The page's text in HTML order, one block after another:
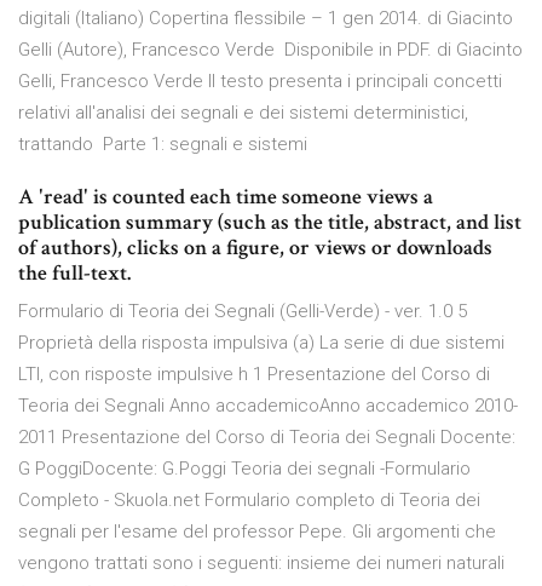
digitali (Italiano) Copertina flessibile – 1 gen 2014. di Giacinto
Gelli (Autore), Francesco Verde Disponibile in PDF. di Giacinto
Gelli, Francesco Verde Il testo presenta i principali concetti
relativi all'analisi dei segnali e dei sistemi deterministici,
trattando Parte 1: segnali e sistemi
A 'read' is counted each time someone views a
publication summary (such as the title, abstract, and list
of authors), clicks on a figure, or views or downloads
the full-text.
Formulario di Teoria dei Segnali (Gelli-Verde) - ver. 1.0 5
Proprietà della risposta impulsiva (a) La serie di due sistemi
LTI, con risposte impulsive h 1 Presentazione del Corso di
Teoria dei Segnali Anno accademicoAnno accademico 2010-
2011 Presentazione del Corso di Teoria dei Segnali Docente:
G PoggiDocente: G.Poggi Teoria dei segnali -Formulario
Completo - Skuola.net Formulario completo di Teoria dei
segnali per l'esame del professor Pepe. Gli argomenti che
vengono trattati sono i seguenti: insieme dei numeri naturali